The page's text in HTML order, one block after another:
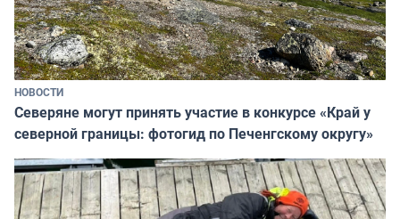
НОВОСТИ
Северяне могут принять участие в конкурсе «Край у
северной границы: фотогид по Печенгскому округу»